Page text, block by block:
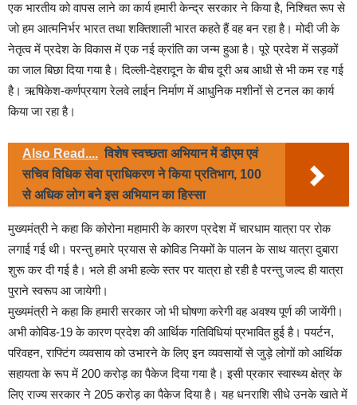
एक भारतीय को वापस लाने का कार्य हमारी केन्द्र सरकार ने किया है, निश्चित रूप से
जो हम आत्मनिर्भर भारत तथा शक्तिशाली भारत कहते हैं वह बन रहा है। मोदी जी के
नेतृत्व में प्रदेश के विकास में एक नई क्रांति का जन्म हुआ है। पूरे प्रदेश में सड़कों
का जाल बिछा दिया गया है। दिल्ली-देहरादून के बीच दूरी अब आधी से भी कम रह गई
है। ऋषिकेश-कर्णप्रयाग रेलवे लाईन निर्माण में आधुनिक मशीनों से टनल का कार्य
किया जा रहा है।
Also Read.... विशेष स्वच्छता अभियान में डीएम एवं
सचिव विधिक सेवा प्राधिकरण ने किया प्रतिभाग, 100
से अधिक लोग बने इस अभियान का हिस्सा
मुख्यमंत्री ने कहा कि कोरोना महामारी के कारण प्रदेश में चारधाम यात्रा पर रोक
लगाई गई थी। परन्तु हमारे प्रयास से कोविड नियमों के पालन के साथ यात्रा दुबारा
शुरू कर दी गई है। भले ही अभी हल्के स्तर पर यात्रा हो रही है परन्तु जल्द ही यात्रा
पुराने स्वरूप आ जायेगी।
मुख्यमंत्री ने कहा कि हमारी सरकार जो भी घोषणा करेगी वह अवश्य पूर्ण की जायेंगी।
अभी कोविड-19 के कारण प्रदेश की आर्थिक गतिविधियां प्रभावित हुई है। पयर्टन,
परिवहन, राफ्टिंग व्यवसाय को उभारने के लिए इन व्यवसायों से जुड़े लोगों को आर्थिक
सहायता के रूप में 200 करोड़ का पैकेज दिया गया है। इसी प्रकार स्वास्थ्य क्षेत्र के
लिए राज्य सरकार ने 205 करोड़ का पैकेज दिया है। यह धनराशि सीधे उनके खाते में